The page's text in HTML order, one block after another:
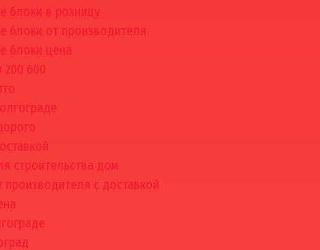
блоки в розницу
блоки от производителя
блоки цена
200 600
строительства дом
производителя с доставкой